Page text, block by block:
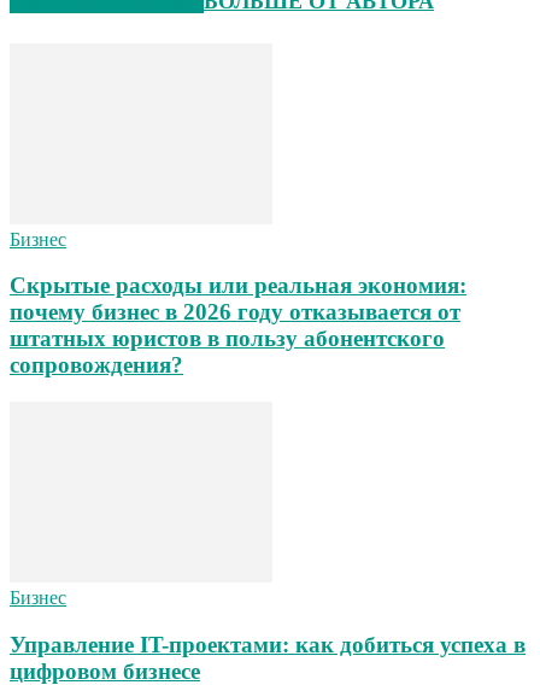
Бизнес
Скрытые расходы или реальная экономия:
почему бизнес в 2026 году отказывается от
штатных юристов в пользу абонентского
сопровождения?
Бизнес
Управление IT-проектами: как добиться успеха в
цифровом бизнесе